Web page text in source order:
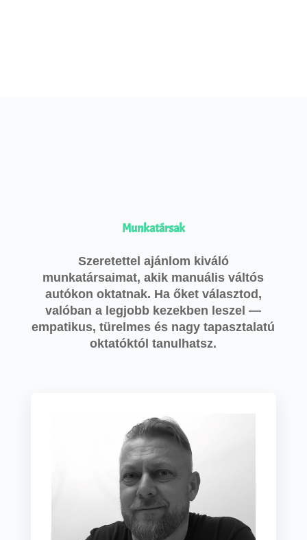
Munkatársak
Szeretettel ajánlom kiváló
munkatársaimat, akik manuális váltós
autókon oktatnak. Ha őket választod,
valóban a legjobb kezekben leszel —
empatikus, türelmes és nagy tapasztalatú
oktatóktól tanulhatsz.